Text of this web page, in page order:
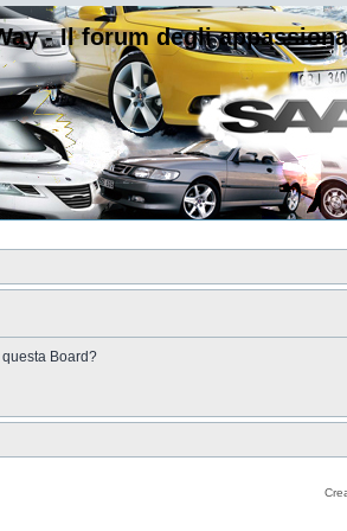
- Il forum degli
Board?